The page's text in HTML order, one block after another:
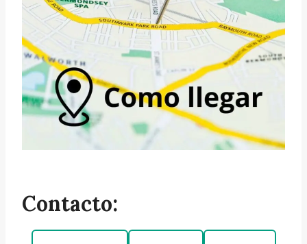
Contacto: